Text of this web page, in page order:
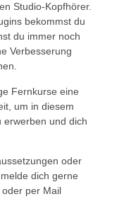
Studio-Kopfhörer.
bekommst du
du immer noch
Verbesserung
Fernkurse eine
um in diesem
erwerben und dich
oder
dich gerne
per Mail